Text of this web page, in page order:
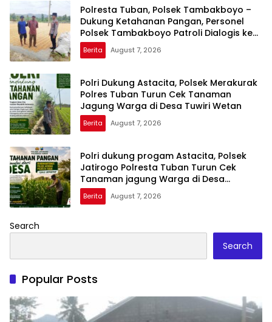
Polresta Tuban, Polsek Tambakboyo –
Dukung Ketahanan Pangan, Personel
Polsek Tambakboyo Patroli Dialogis ke
Lahan Jemur Jagung Milik Warga
Berita August 7, 2026
Polri Dukung Astacita, Polsek Merakurak
Polres Tuban Turun Cek Tanaman
Jagung Warga di Desa Tuwiri Wetan
Berita August 7, 2026
Polri dukung progam Astacita, Polsek
Jatirogo Polresta Tuban Turun Cek
Tanaman jagung Warga di Desa
Ketodan
Berita August 7, 2026
Search
Search
Popular Posts